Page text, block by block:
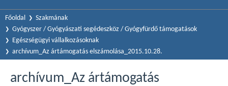
Főoldal
Szakmának
Gyógyszer / Gyógyászati segédeszköz / Gyógyfürdő támogatások
Egészségügyi vállalkozásoknak
archívum_Az ártámogatás elszámolása_2015.10.28.
archívum_Az ártámogatás